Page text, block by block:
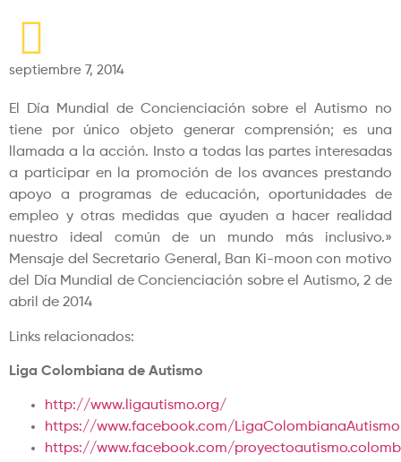
septiembre 7, 2014
El Día Mundial de Concienciación sobre el Autismo no
tiene por único objeto generar comprensión; es una
llamada a la acción. Insto a todas las partes interesadas
a participar en la promoción de los avances prestando
apoyo a programas de educación, oportunidades de
empleo y otras medidas que ayuden a hacer realidad
nuestro ideal común de un mundo más inclusivo.»
Mensaje del Secretario General, Ban Ki-moon con motivo
del Día Mundial de Concienciación sobre el Autismo, 2 de
abril de 2014
Links relacionados:
Liga Colombiana de Autismo
http://www.ligautismo.org/
https://www.facebook.com/LigaColombianaAutismo
https://www.facebook.com/